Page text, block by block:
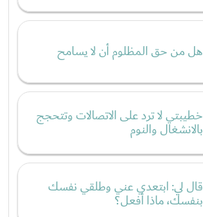
هل من حق المظلوم أن لا يسامح
خطيبتي لا ترد على الاتصالات وتتحجج
بالانشغال والنوم
قال لي: ابتعدي عني وطلقي نفسك
بنفسك، ماذا أفعل؟